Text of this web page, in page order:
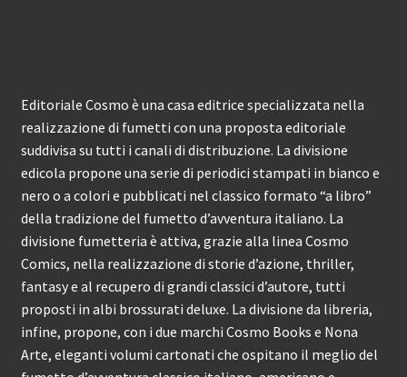
Editoriale Cosmo è una casa editrice specializzata nella
realizzazione di fumetti con una proposta editoriale
suddivisa su tutti i canali di distribuzione. La divisione
edicola propone una serie di periodici stampati in bianco e
nero o a colori e pubblicati nel classico formato “a libro”
della tradizione del fumetto d’avventura italiano. La
divisione fumetteria è attiva, grazie alla linea Cosmo
Comics, nella realizzazione di storie d’azione, thriller,
fantasy e al recupero di grandi classici d’autore, tutti
proposti in albi brossurati deluxe. La divisione da libreria,
infine, propone, con i due marchi Cosmo Books e Nona
Arte, eleganti volumi cartonati che ospitano il meglio del